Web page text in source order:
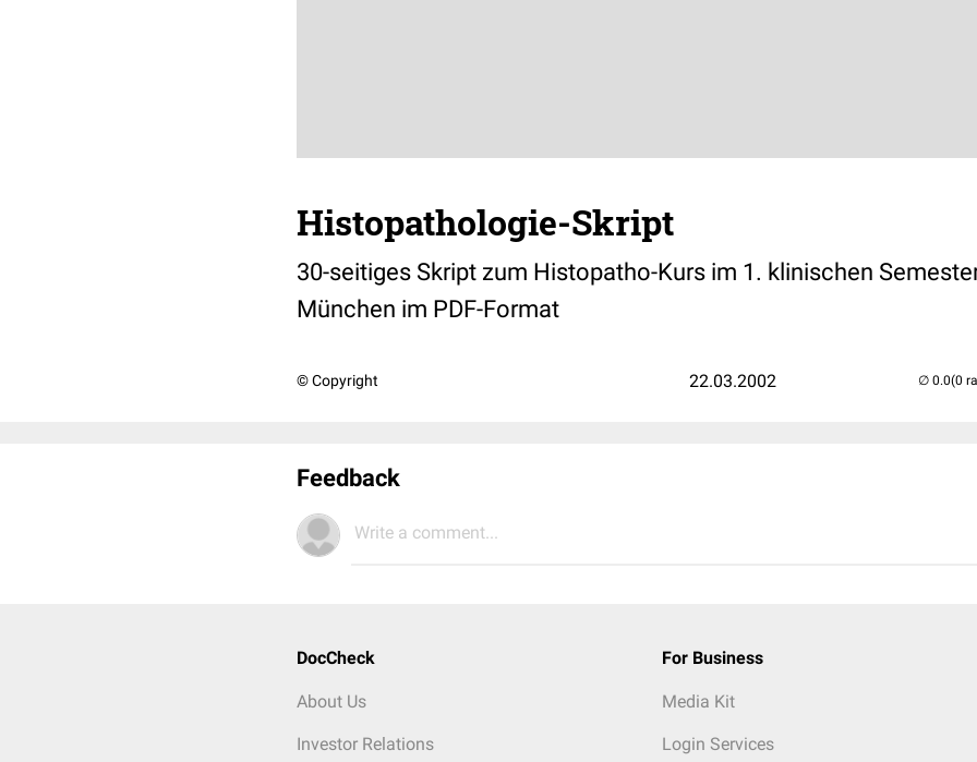
Histopathologie-Skript
30-seitiges Skript zum Histopatho-Kurs im 1. klinischen
München im PDF-Format
© Copyright 22.03.2002 (0
Feedback
Write a comment...
DocCheck
About Us
Investor Relations
For Business
Media Kit
Login Services